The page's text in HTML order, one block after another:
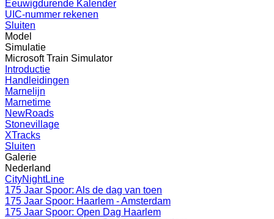
Eeuwigdurende Kalender
UIC-nummer rekenen
Sluiten
Model
Simulatie
Microsoft Train Simulator
Introductie
Handleidingen
Marnelijn
Marnetime
NewRoads
Stonevillage
XTracks
Sluiten
Galerie
Nederland
CityNightLine
175 Jaar Spoor: Als de dag van toen
175 Jaar Spoor: Haarlem - Amsterdam
175 Jaar Spoor: Open Dag Haarlem